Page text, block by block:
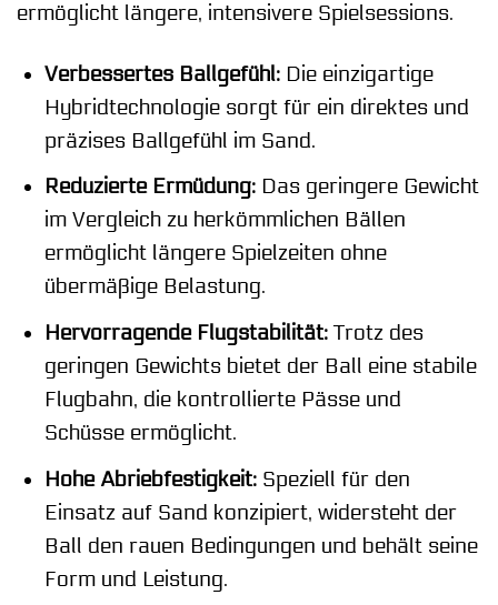
ermöglicht längere, intensivere Spielsessions.
Verbessertes Ballgefühl:Die einzigartige
Hybridtechnologie sorgt für ein direktes und
präzises Ballgefühl im Sand.
Reduzierte Ermüdung:Das geringere Gewicht
im Vergleich zu herkömmlichen Bällen
ermöglicht längere Spielzeiten ohne
übermäßige Belastung.
Hervorragende Flugstabilität:Trotz des
geringen Gewichts bietet der Ball eine stabile
Flugbahn, die kontrollierte Pässe und
Schüsse ermöglicht.
Hohe Abriebfestigkeit:Speziell für den
Einsatz auf Sand konzipiert, widersteht der
Ball den rauen Bedingungen und behält seine
Form und Leistung.